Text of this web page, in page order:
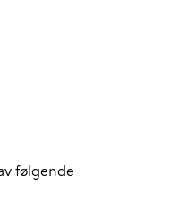
følgende